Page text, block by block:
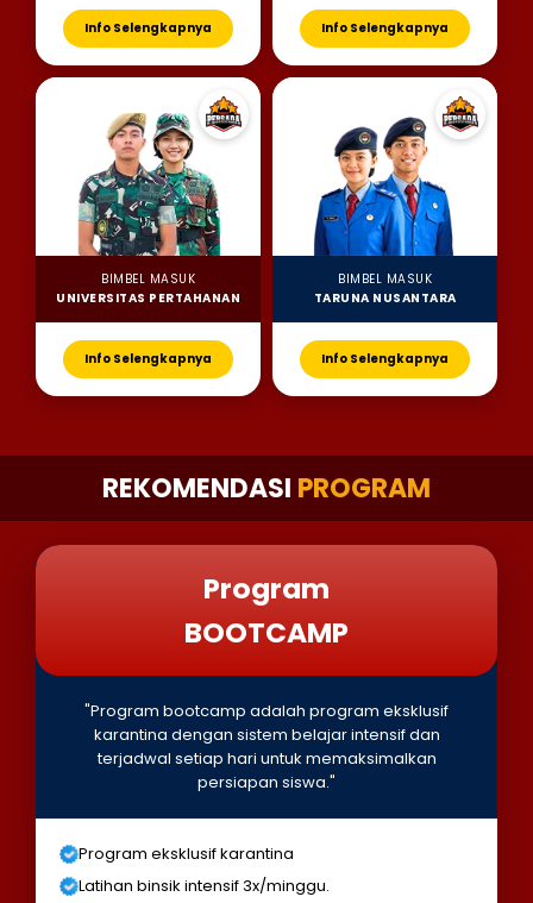
Info Selengkapnya Info Selengkapnya
BIMBEL MASUK
UNIVERSITAS PERTAHANAN
Info Selengkapnya
BIMBEL MASUK
TARUNA NUSANTARA
Info Selengkapnya
REKOMENDASI PROGRAM
Program
BOOTCAMP
"Program bootcamp adalah program eksklusif
karantina dengan sistem belajar intensif dan
terjadwal setiap hari untuk memaksimalkan
persiapan siswa."
Program eksklusif karantina
Latihan binsik intensif 3x/minggu.